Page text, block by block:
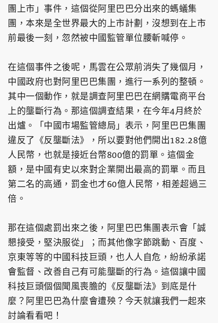
團上市」事件，這個從阿里巴巴分出來的螞蟻集
團，本來是全世界最大的上市計劃，沒想到在上市
前最後一刻，忽然被中國監管單位腰斬喊停。
在這個事件之後呢，馬雲在公眾前消失了幾個月，
中國政府也對阿里巴巴集團，進行一系列的整頓。
其中一個動作，就是調查阿里巴巴在網購電商平台
上的壟斷行為。那這個調查結果，在今年4月終於
出爐。「中國市場監管總局」表示，阿里巴巴集團
違反了《反壟斷法》，所以要對他們開出182.28億
人民幣，也就是接近台幣800億的罰單。這個金
額，是中國有史以來對企業開出最高的罰單。而且
第二名的高通，罰金也才60億人民幣，相差超過三
倍。
那在這個處罰出來之後，阿里巴巴集團表示會「誠
懇接受，堅決服從」；而其他像字節跳動、百度、
京東等等的中國科技巨頭，也人人自危，紛紛承諾
會監督、改善自己有可能壟斷的行為。這個讓中國
科技巨頭個個聞風喪膽的《反壟斷法》到底是什
麼？阿里巴巴為什麼會遭殃？今天就讓我們一起來
討論看看吧！